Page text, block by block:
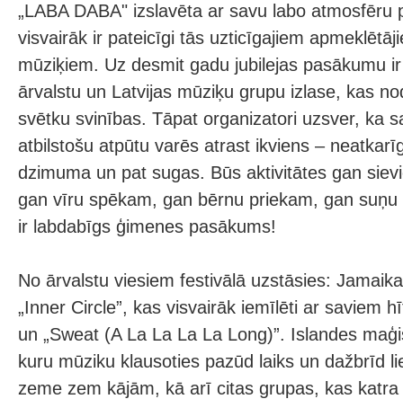
„LABA DABA" izslavēta ar savu labo atmosfēru
visvairāk ir pateicīgi tās uzticīgajiem
mūziķiem. Uz desmit gadu jubilejas pasākumu
ārvalstu un Latvijas mūziķu grupu izlase, kas
svētku svinības. Tāpat organizatori uzsver, ka
atbilstošu atpūtu varēs atrast ikviens –
dzimuma un pat sugas. Būs aktivitātes gan
gan vīru spēkam, gan bērnu priekam, gan
ir labdabīgs ģimenes pasākums!
No ārvalstu viesiem festivālā uzstāsies:
„Inner Circle”, kas visvairāk iemīlēti ar saviem
un „Sweat (A La La La La Long)”. Islandes
kuru mūziku klausoties pazūd laiks un dažbrīd
zeme zem kājām, kā arī citas grupas, kas